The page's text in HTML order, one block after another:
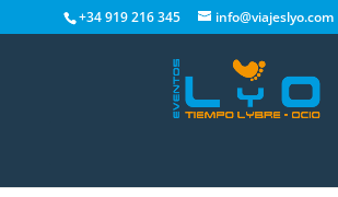
+34 919 216 345 info@viajeslyo.com